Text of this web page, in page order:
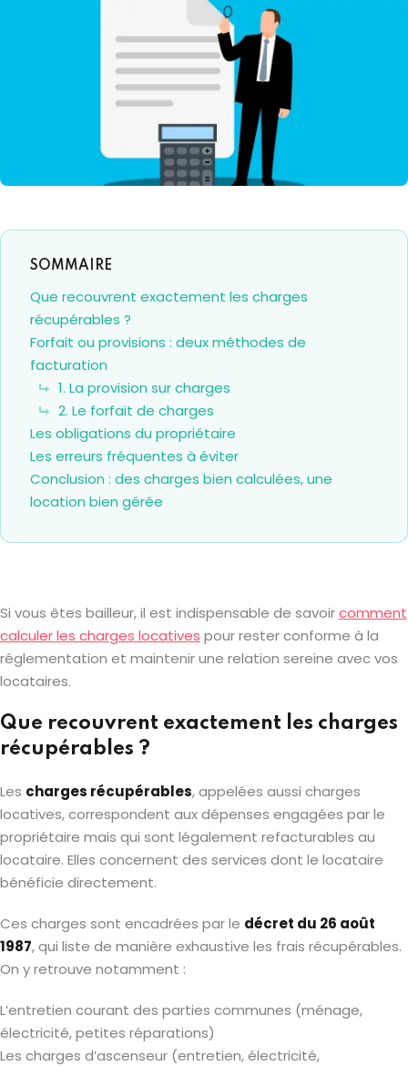
Que recouvrent exactement les charges
récupérables ?
Forfait ou provisions : deux méthodes de
facturation
1. La provision sur charges
2. Le forfait de charges
Les obligations du propriétaire
Les erreurs fréquentes à éviter
Conclusion : des charges bien calculées, une
location bien gérée
Si vous êtes bailleur, il est indispensable de savoircomment
calculer les charges locatives pour rester conforme à la
réglementation et maintenir une relation sereine avec vos
locataires.
Que recouvrent exactement les charges
récupérables ?
Les charges récupérables, appelées aussi charges
locatives, correspondent aux dépenses engagées par le
propriétaire mais qui sont légalement refacturables au
locataire. Elles concernent des services dont le locataire
bénéficie directement.
Ces charges sont encadrées par le décret du 26 août
1987, qui liste de manière exhaustive les frais récupérables.
On y retrouve notamment :
L’entretien courant des parties communes (ménage,
électricité, petites réparations)
Les charges d’ascenseur (entretien, électricité,